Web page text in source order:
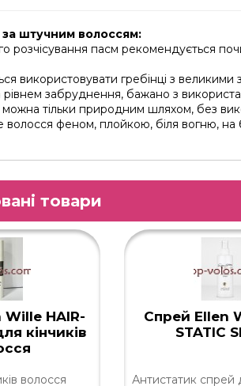
штучним волоссям:
розчісування пасм рекомендується
використовувати гребінці з
рівнем забруднення, бажано з
тільки природним шляхом, без
феном, плойкою, біля вогню, на
товари
HAIR-
кінчиків
волосся
Спрей Ellen
STATIC
Антистатик спрей